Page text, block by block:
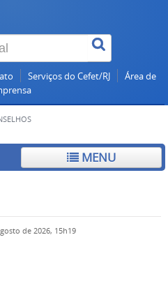
Serviços do Cefet/RJ
Área de
MENU
de 2026, 15h19